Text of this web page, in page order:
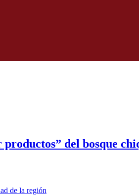
del bosque
de la región